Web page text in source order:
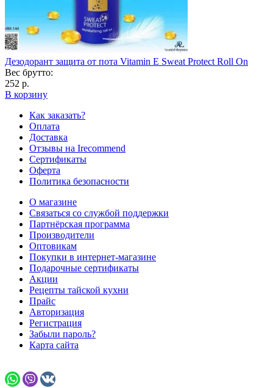
Дезодорант защита от пота Vitamin E Sweat Protect Roll On
Вес брутто:
252 р.
В корзину
Как заказать?
Оплата
Доставка
Отзывы на Irecommend
Сертификаты
Оферта
Политика безопасности
О магазине
Связаться со службой поддержки
Партнёрская программа
Производители
Оптовикам
Покупки в интернет-магазине
Подарочные сертификаты
Акции
Рецепты тайской кухни
Прайс
Авторизация
Регистрация
Забыли пароль?
Карта сайта